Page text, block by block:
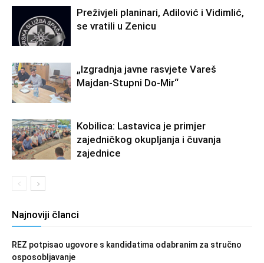
Preživjeli planinari, Adilović i Vidimlić,
se vratili u Zenicu
„Izgradnja javne rasvjete Vareš
Majdan-Stupni Do-Mir“
Kobilica: Lastavica je primjer
zajedničkog okupljanja i čuvanja
zajednice
Najnoviji članci
REZ potpisao ugovore s kandidatima odabranim za stručno
osposobljavanje